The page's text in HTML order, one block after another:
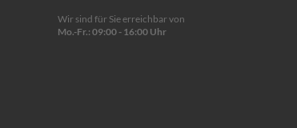
Wir sind für Sie erreichbar von
Mo.-Fr.: 09:00 - 16:00 Uhr